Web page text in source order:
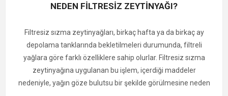
Bu çalışmalar, İzmir bilyalı kekiğin:
güçlü aktif bileşenler içerdiğini
doğal koruyucu olarak önem taşıdığını
sağlık, gıda ve tarım alanında araştırıldığını
Biberiyeyi Saksıda
Yetiştirmek
NEDEN FİLTRESİZ ZEYTİNYAĞI?
Filtresiz sızma zeytinyağları, birkaç hafta ya da birkaç ay
depolama tanklarında bekletilmeleri durumunda, filtreli
yağlara göre farklı özelliklere sahip olurlar. Filtresiz sızma
zeytinyağına uygulanan bu işlem, içerdiği maddeler
nedeniyle, yağın göze bulutsu bir şekilde görülmesine neden